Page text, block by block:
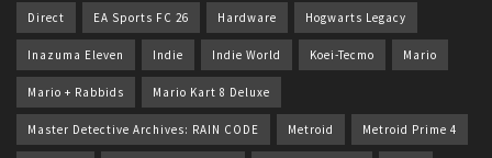
Direct EA Sports FC 26 Hardware Hogwarts Legacy
Inazuma Eleven Indie Indie World Koei-Tecmo Mario
Mario + Rabbids Mario Kart 8 Deluxe
Master Detective Archives: RAIN CODE Metroid Metroid Prime 4